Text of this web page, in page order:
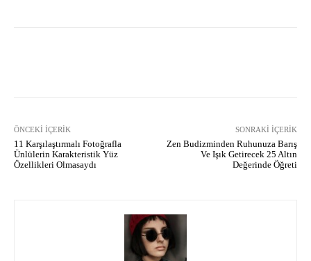
ÖNCEKI İÇERIK
11 Karşılaştırmalı Fotoğrafla
Ünlülerin Karakteristik Yüz
Özellikleri Olmasaydı
SONRAKI İÇERIK
Zen Budizminden Ruhunuza Barış
Ve Işık Getirecek 25 Altın
Değerinde Öğreti